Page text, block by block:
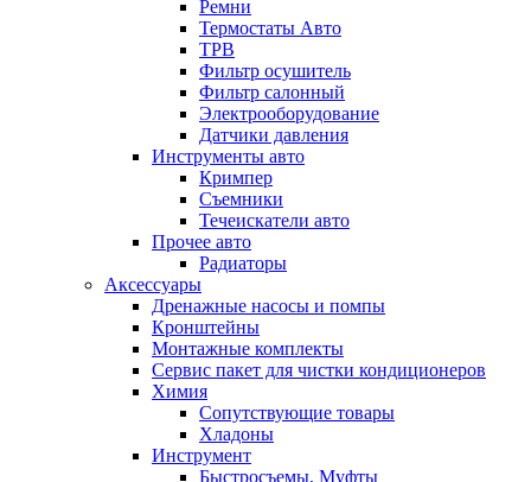
Ремни
Термостаты Авто
ТРВ
Фильтр осушитель
Фильтр салонный
Электрооборудование
Датчики давления
Инструменты авто
Кримпер
Съемники
Течеискатели авто
Прочее авто
Радиаторы
Аксессуары
Дренажные насосы и помпы
Кронштейны
Монтажные комплекты
Сервис пакет для чистки кондиционеров
Химия
Сопутствующие товары
Хладоны
Инструмент
Быстросъемы, Муфты